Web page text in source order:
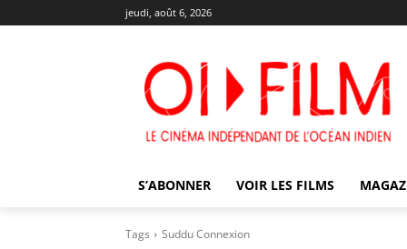
jeudi, août 6, 2026
S’ABONNER VOIR LES FILMS
Tags Suddu Connexion